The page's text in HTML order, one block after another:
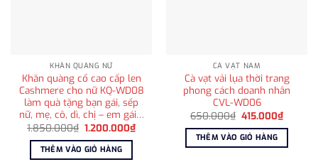
KHĂN QUÀNG NỮ
Khăn quàng cổ cao cấp len
Cashmere cho nữ KQ-WD08
làm quà tặng bạn gái, sếp
nữ, mẹ, cô, dì, chị – em gái…
1.850.000₫ Giá
là:
1.850.000₫.
1.200.000₫Giá
hiện
THÊM VÀO GIỎ HÀNG
CÀ VẠT NAM
Cà vạt vải lụa thời trang
phong cách doanh nhân
CVL-WD06
650.000₫ Giá
là:
650.000₫.
415.000₫Giá
hiện
tại
THÊM VÀO GIỎ HÀNG